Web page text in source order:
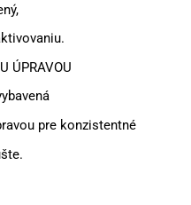
ÚPRAVOU
pre konzistentné